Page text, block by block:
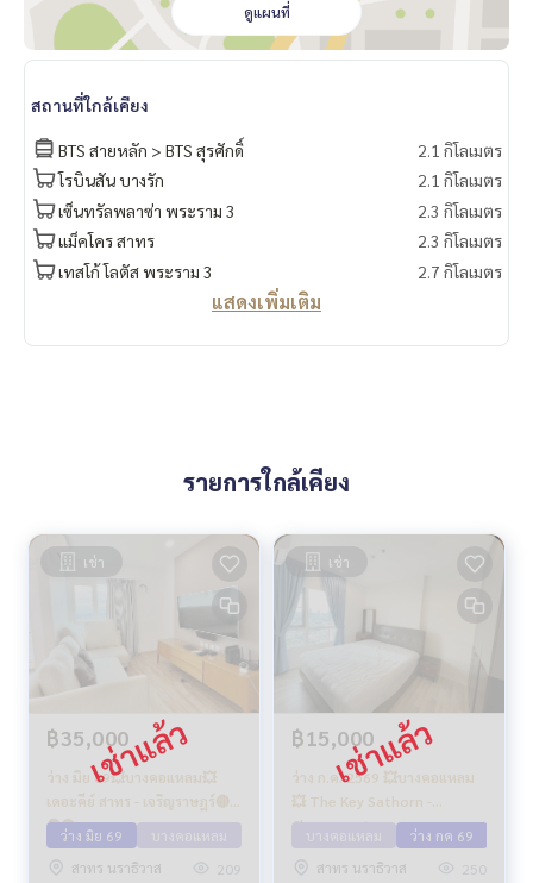
ดูแผนที่
สถานที่ใกล้เคียง
BTS สายหลัก > BTS สุรศักดิ์
2.1 กิโลเมตร
โรบินสัน บางรัก
2.1 กิโลเมตร
เซ็นทรัลพลาซ่า พระราม 3
2.3 กิโลเมตร
แม็คโคร สาทร
2.3 กิโลเมตร
เทสโก้ โลตัส พระราม 3
2.7 กิโลเมตร
แสดงเพิ่มเติม
รายการใกล้เคียง
เช่า
฿35,000
ว่าง มิย 69💥บางคอแหลม💥
เดอะคีย์ สาทร - เจริญราษฎร์🔴
🟢🟡
ว่าง มิย 69
สาทร นราธิวาส
209
เช่า
฿15,000
ว่าง ก.ค. 2569 💥บางคอแหลม
💥 The Key Sathorn -
Charoenrat
ว่าง กค 69
สาทร นราธิวาส
250